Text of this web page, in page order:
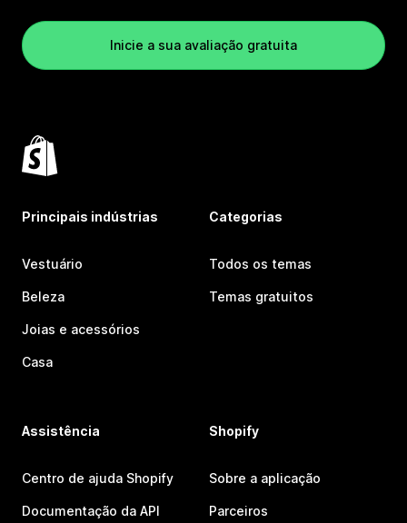
Inicie a sua avaliação gratuita
Principais indústrias
Vestuário
Beleza
Joias e acessórios
Casa
Categorias
Todos os temas
Temas gratuitos
Assistência
Centro de ajuda Shopify
Documentação da API
Shopify
Sobre a aplicação
Parceiros